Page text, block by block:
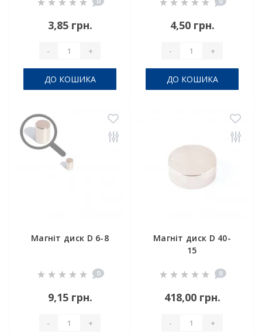
3,85 грн.
- +
ДО КОШИКА
4,50 грн.
- +
ДО КОШИКА
Магніт диск D 6-8
0
9,15 грн.
- +
Магніт диск D 40-
15
0
418,00 грн.
- +